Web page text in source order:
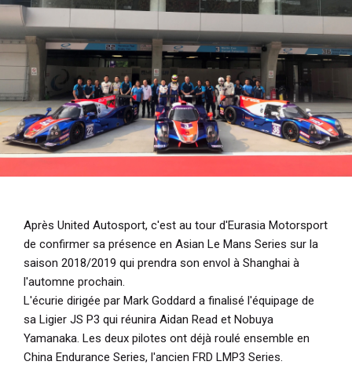
Après United Autosport, c'est au tour d'Eurasia Motorsport
de confirmer sa présence en Asian Le Mans Series sur la
saison 2018/2019 qui prendra son envol à Shanghai à
l'automne prochain.
L'écurie dirigée par Mark Goddard a finalisé l'équipage de
sa Ligier JS P3 qui réunira Aidan Read et Nobuya
Yamanaka. Les deux pilotes ont déjà roulé ensemble en
China Endurance Series, l'ancien FRD LMP3 Series.